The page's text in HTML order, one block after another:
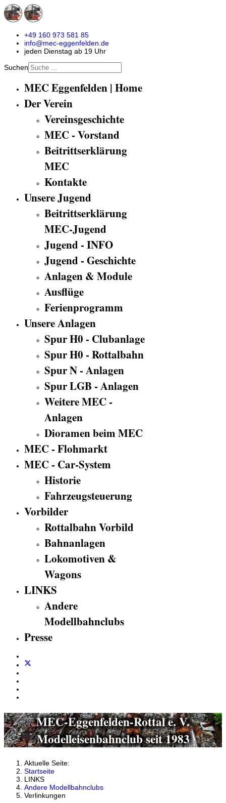
+49 160 973 581 85
info@mec-eggenfelden.de
jeden Dienstag ab 19 Uhr
Suchen
MEC Eggenfelden | Home
Der Verein
Vereinsgeschichte
MEC - Vorstand
Beitrittserklärung
MEC
Kontakte
Unsere Jugend
Beitrittserklärung
MEC-Jugend
Jugend - INFO
Jugend - Geschichte
Anlagen & Module
Ausflüge
Ferienprogramm
Unsere Anlagen
Spur H0 - Clubanlage
Spur H0 - Rottalbahn
Spur N - Anlagen
Spur LGB - Anlagen
Weitere MEC -
Anlagen
Dioramen beim MEC
MEC - Flohmarkt
MEC - Car-System
Historie
Fahrzeugsteuerung
Vorbilder
Rottalbahn Vorbild
Bahnanlagen
Lokomotiven &
Wagons
LINKS
Andere
Modellbahnclubs
Presse
MEC-Eggenfelden-Rottal e. V.
Modelleisenbahnclub seit 1983
Aktuelle Seite:
Startseite
LINKS
Andere Modellbahnclubs
Verlinkungen